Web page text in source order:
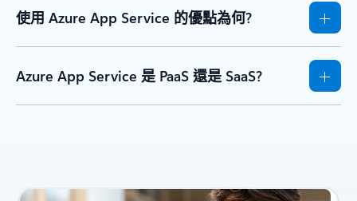
使用 Azure App Service 的優點為何?
Azure App Service 是 PaaS 還是 SaaS?